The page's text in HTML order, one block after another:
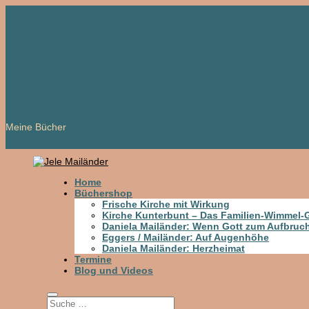
Meine Bücher
Home
Büchershop
Frische Kirche mit Wirkung
Kirche Kunterbunt – Das Familien-
Daniela Mailänder: Wenn Gott zum
Eggers / Mailänder: Auf Augenhöhe
Daniela Mailänder: Herzheimat
Termine
Blog und Videos